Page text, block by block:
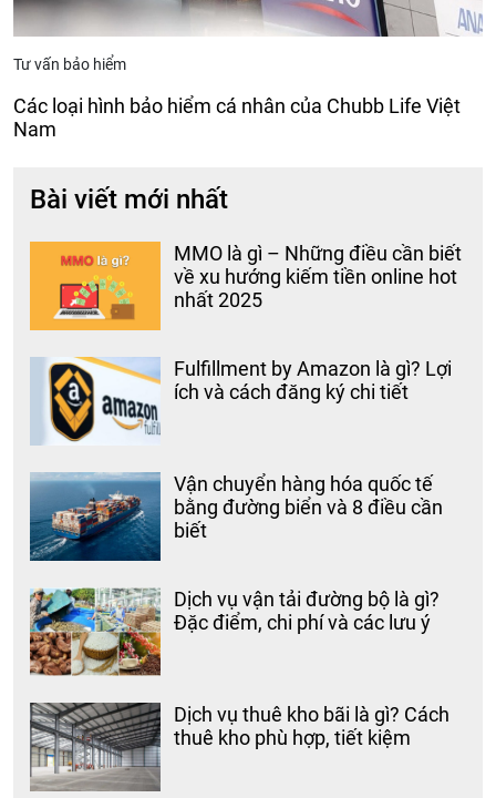
Tư vấn bảo hiểm
Các loại hình bảo hiểm cá nhân của Chubb Life Việt
Nam
Bài viết mới nhất
MMO là gì – Những điều cần biết
về xu hướng kiếm tiền online hot
nhất 2025
Fulfillment by Amazon là gì? Lợi
ích và cách đăng ký chi tiết
Vận chuyển hàng hóa quốc tế
bằng đường biển và 8 điều cần
biết
Dịch vụ vận tải đường bộ là gì?
Đặc điểm, chi phí và các lưu ý
Dịch vụ thuê kho bãi là gì? Cách
thuê kho phù hợp, tiết kiệm